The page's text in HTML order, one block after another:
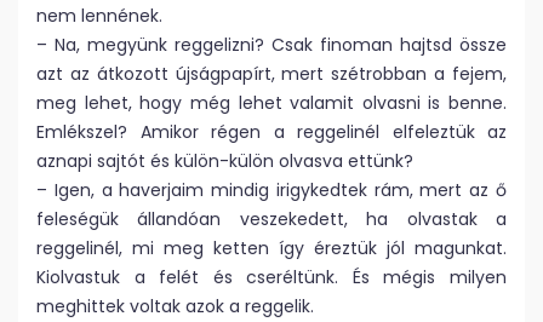
nem lennének.
– Na, megyünk reggelizni? Csak finoman hajtsd össze
azt az átkozott újságpapírt, mert szétrobban a fejem,
meg lehet, hogy még lehet valamit olvasni is benne.
Emlékszel? Amikor régen a reggelinél elfeleztük az
aznapi sajtót és külön-külön olvasva ettünk?
– Igen, a haverjaim mindig irigykedtek rám, mert az ő
feleségük állandóan veszekedett, ha olvastak a
reggelinél, mi meg ketten így éreztük jól magunkat.
Kiolvastuk a felét és cseréltünk. És mégis milyen
meghittek voltak azok a reggelik.